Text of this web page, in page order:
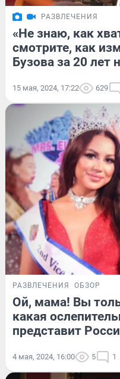
РАЗВЛЕЧЕНИЯ
«Не знаю, как
смотрите, как
Бузова за 20 лет
15 мая, 2024, 17:22 629
РАЗВЛЕЧЕНИЯ ОБЗОР
Ой, мама! Вы
какая
представит
4 мая, 2024, 16:00 5 1